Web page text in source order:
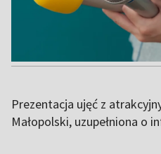
Prezentacja ujęć z
Małopolski, uzupełniona o